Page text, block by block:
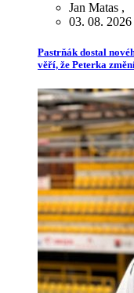
Jan Matas ,
03. 08. 2026
Pastrňák dostal
věří, že Peterka